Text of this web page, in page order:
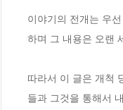
이야기의 전개는 우
하며 그 내용은 오랜
따라서 이 글은 개척
들과 그것을 통해서